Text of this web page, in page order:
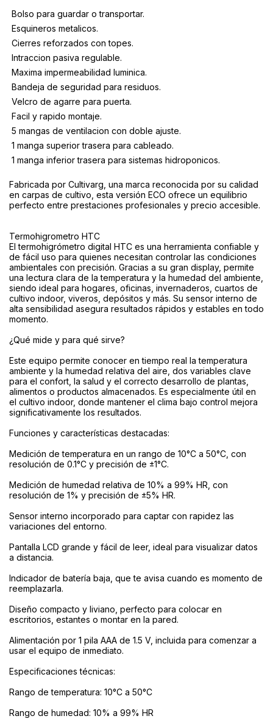
 Bolso para guardar o transportar.
 Esquineros metalicos.
 Cierres reforzados con topes.
 Intraccion pasiva regulable.
 Maxima impermeabilidad luminica.
 Bandeja de seguridad para residuos.
 Velcro de agarre para puerta.
 Facil y rapido montaje.
 5 mangas de ventilacion con doble ajuste.
 1 manga superior trasera para cableado.
 1 manga inferior trasera para sistemas hidroponicos.
Fabricada por Cultivarg, una marca reconocida por su calidad
en carpas de cultivo, esta versión ECO ofrece un equilibrio
perfecto entre prestaciones profesionales y precio accesible.
Termohigrometro HTC
El termohigrómetro digital HTC es una herramienta confiable y
de fácil uso para quienes necesitan controlar las condiciones
ambientales con precisión. Gracias a su gran display, permite
una lectura clara de la temperatura y la humedad del ambiente,
siendo ideal para hogares, oficinas, invernaderos, cuartos de
cultivo indoor, viveros, depósitos y más. Su sensor interno de
alta sensibilidad asegura resultados rápidos y estables en todo
momento.
¿Qué mide y para qué sirve?
Este equipo permite conocer en tiempo real la temperatura
ambiente y la humedad relativa del aire, dos variables clave
para el confort, la salud y el correcto desarrollo de plantas,
alimentos o productos almacenados. Es especialmente útil en
el cultivo indoor, donde mantener el clima bajo control mejora
significativamente los resultados.
Funciones y características destacadas:
Medición de temperatura en un rango de 10°C a 50°C, con
resolución de 0.1°C y precisión de ±1°C.
Medición de humedad relativa de 10% a 99% HR, con
resolución de 1% y precisión de ±5% HR.
Sensor interno incorporado para captar con rapidez las
variaciones del entorno.
Pantalla LCD grande y fácil de leer, ideal para visualizar datos
a distancia.
Indicador de batería baja, que te avisa cuando es momento de
reemplazarla.
Diseño compacto y liviano, perfecto para colocar en
escritorios, estantes o montar en la pared.
Alimentación por 1 pila AAA de 1.5 V, incluida para comenzar a
usar el equipo de inmediato.
Especificaciones técnicas:
Rango de temperatura: 10°C a 50°C
Rango de humedad: 10% a 99% HR